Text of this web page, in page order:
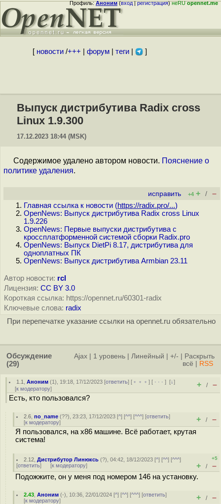
Профиль:Аноним(вход|регистрация)неRUopennet.me
[ новости/+++ форум| теги| ]
Выпуск дистрибутива Radix cross
Linux 1.9.300
17.12.2023 18:44 (MSK)
Содержимое удалено автором новости. Пояснение о
политике удаления.
исправить +4 + / –
Главная ссылка к новости (https://radix.pro/...)
OpenNews: Выпуск дистрибутива Radix cross Linux
1.9.226
OpenNews: Первые выпуски дистрибутива с
кроссплатформенной системой сборки Radix.pro
OpenNews: Выпуск DietPi 8.17, дистрибутива для
одноплатных ПК
OpenNews: Выпуск дистрибутива Armbian 23.11
Автор новости: rcl
Лицензия: CC BY 3.0
Короткая ссылка: https://opennet.ru/60301-radix
Ключевые слова: radix
При перепечатке указание ссылки на opennet.ru обязательно
Обсуждение
(29)
Ajax 1 уровень Линейный +/-
Раскрыть
всё
RSS
1.1 ,Аноним (1), 19:18, 17/12/2023 [ответить] [ ﹢﹢﹢] [ · · ·][↓]
[к модератору] + / –
Есть, кто пользовался?
2.6 ,no_name (??), 23:23, 17/12/2023 [^] [^^] [^^^] [ответить]
[к модератору] + / –
Я пользовался, на x86 машине. Всё работает, крутая
система!
2.12 ,Дистрибутор Линюксь (?), 04:42, 18/12/2023 [^] [^^] [^^^]
[ответить] [к модератору]
+5
+ / –
Подожжите, он у меня под номером 146 на установку.
2.43 ,Аноним (-), 10:36, 22/01/2024 [^] [^^] [^^^] [ответить]
[к модератору] + / –